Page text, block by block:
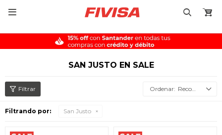

SAN JUSTO EN SALE
Recomendados
Filtrando por: San Justo